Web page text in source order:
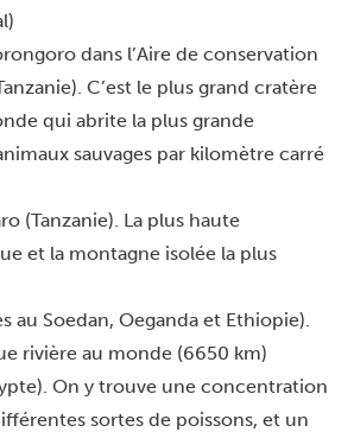
dans l’Aire de conservation
C’est le plus grand cratère
qui abrite la plus grande
sauvages par kilomètre carré
(Tanzanie). La plus haute
et la montagne isolée la plus
au Soedan, Oeganda et Ethiopie).
rivière au monde (6650 km)
On y trouve une concentration
sortes de poissons, et un